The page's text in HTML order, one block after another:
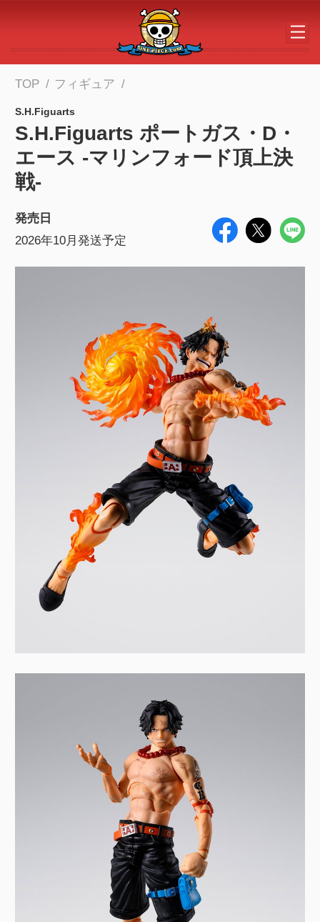
メインコンテンツへスキップする
TOP フィギュア
S.H.Figuarts
S.H.Figuarts ポートガス・D・
エース -マリンフォード頂上決
戦-
発売日
2026年10月発送予定